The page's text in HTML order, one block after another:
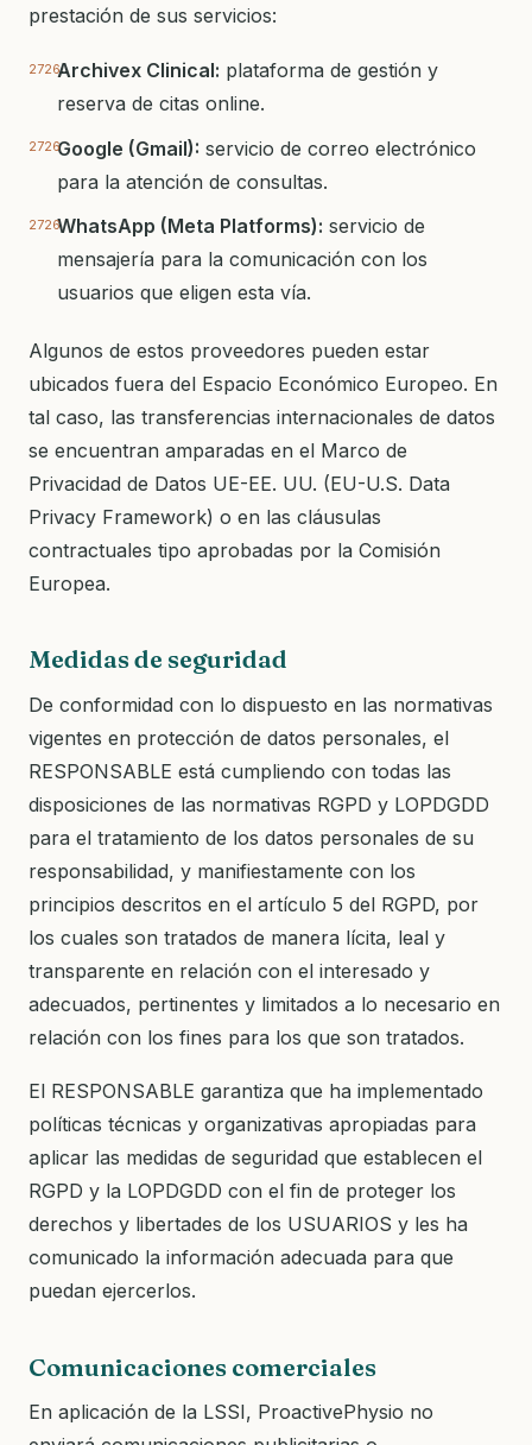
prestación de sus servicios:
Archivex Clinical: plataforma de gestión y
reserva de citas online.
Google (Gmail): servicio de correo electrónico
para la atención de consultas.
WhatsApp (Meta Platforms): servicio de
mensajería para la comunicación con los
usuarios que eligen esta vía.
Algunos de estos proveedores pueden estar
ubicados fuera del Espacio Económico Europeo. En
tal caso, las transferencias internacionales de datos
se encuentran amparadas en el Marco de
Privacidad de Datos UE-EE. UU. (EU-U.S. Data
Privacy Framework) o en las cláusulas
contractuales tipo aprobadas por la Comisión
Europea.
Medidas de seguridad
De conformidad con lo dispuesto en las normativas
vigentes en protección de datos personales, el
RESPONSABLE está cumpliendo con todas las
disposiciones de las normativas RGPD y LOPDGDD
para el tratamiento de los datos personales de su
responsabilidad, y manifiestamente con los
principios descritos en el artículo 5 del RGPD, por
los cuales son tratados de manera lícita, leal y
transparente en relación con el interesado y
adecuados, pertinentes y limitados a lo necesario en
relación con los fines para los que son tratados.
El RESPONSABLE garantiza que ha implementado
políticas técnicas y organizativas apropiadas para
aplicar las medidas de seguridad que establecen el
RGPD y la LOPDGDD con el fin de proteger los
derechos y libertades de los USUARIOS y les ha
comunicado la información adecuada para que
puedan ejercerlos.
Comunicaciones comerciales
En aplicación de la LSSI, ProactivePhysio no